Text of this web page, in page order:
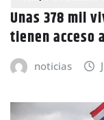
Unas 378 mil
tienen acceso
noticias